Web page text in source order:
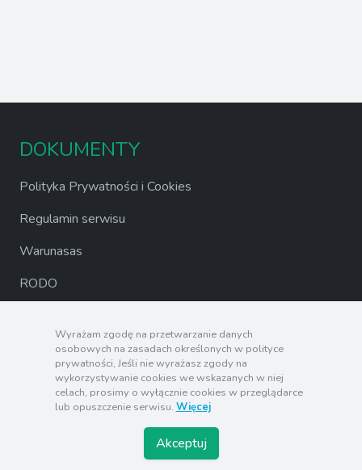
Wyrażam zgodę na przetwarzanie danych
osobowych na zasadach określonych w polityce
prywatności, Jeśli nie wyrażasz zgody na
wykorzystywanie cookies we wskazanych w niej
celach, prosimy o wyłącznie cookies w przeglądarce
lub opuszczenie serwisu. Więcej
Akceptuj
DOKUMENTY
Polityka Prywatności i Cookies
Regulamin serwisu
Warunasas
RODO
KONTAKT
BIURO
Wrocław Grabiszyńska 51/4